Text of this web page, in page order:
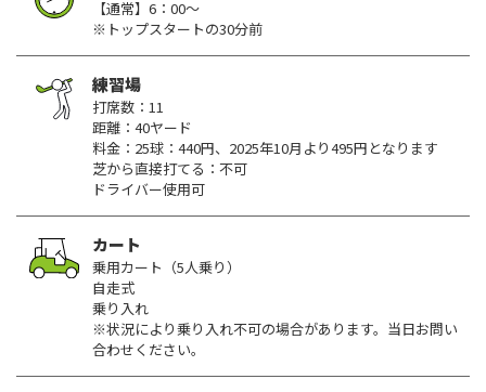
【通常】6：00～
※トップスタートの30分前
練習場
打席数：11
距離：40ヤード
料金：25球：440円、2025年10月より495円となります
芝から直接打てる：不可
ドライバー使用可
カート
乗用カート（5人乗り）
自走式
乗り入れ
※状況により乗り入れ不可の場合があります。当日お問い
合わせください。